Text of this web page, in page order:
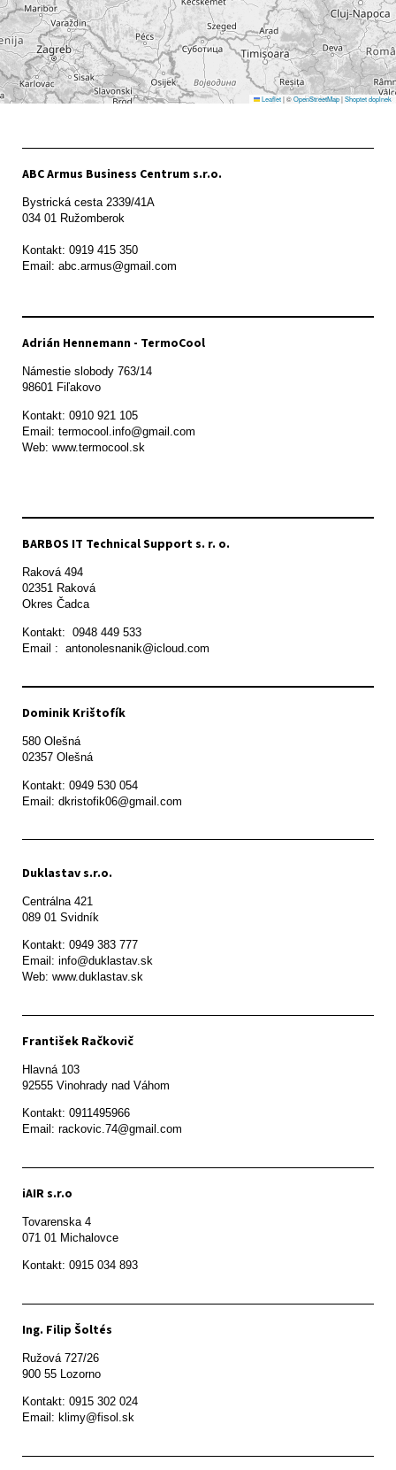
Leaflet|©OpenStreetMap|Shoptet doplnek
ABC Armus Business Centrum s.r.o.
Bystrická cesta 2339/41A
034 01 Ružomberok
Kontakt: 0919 415 350
Adrián Hennemann - TermoCool
Námestie slobody 763/14
98601 Fiľakovo
Kontakt: 0910 921 105
Email: termocool.info@gmail.com
Web: www.termocool.sk
BARBOS IT Technical Support s. r. o.
Raková 494
02351 Raková
Okres Čadca
Kontakt:  0948 449 533
Email :  antonolesnanik@icloud.com
Dominik Krištofík
580 Olešná
Kontakt: 0949 530 054
Email: dkristofik06@gmail.com
Duklastav s.r.o.
Centrálna 421
089 01 Svidník
Kontakt: 0949 383 777
Email: info@duklastav.sk
Web: www.duklastav.sk
František Račkovič
Hlavná 103
92555 Vinohrady nad Váhom
Kontakt: 0911495966
Email: rackovic.74@gmail.com
iAIR s.r.o
Tovarenska 4
071 01 Michalovce
Ing. Filip Šoltés
Ružová 727/26
900 55 Lozorno
Kontakt: 0915 302 024
Email: klimy@fisol.sk